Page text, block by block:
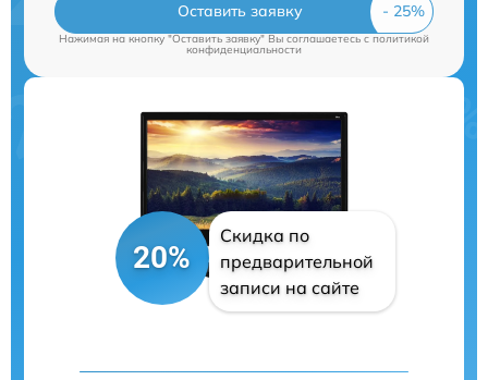
Оставить заявку
Нажимая на кнопку "Оставить заявку" Вы соглашаетесь cполитикой
конфиденциальности
20%
Скидка по
предварительной
записи на сайте